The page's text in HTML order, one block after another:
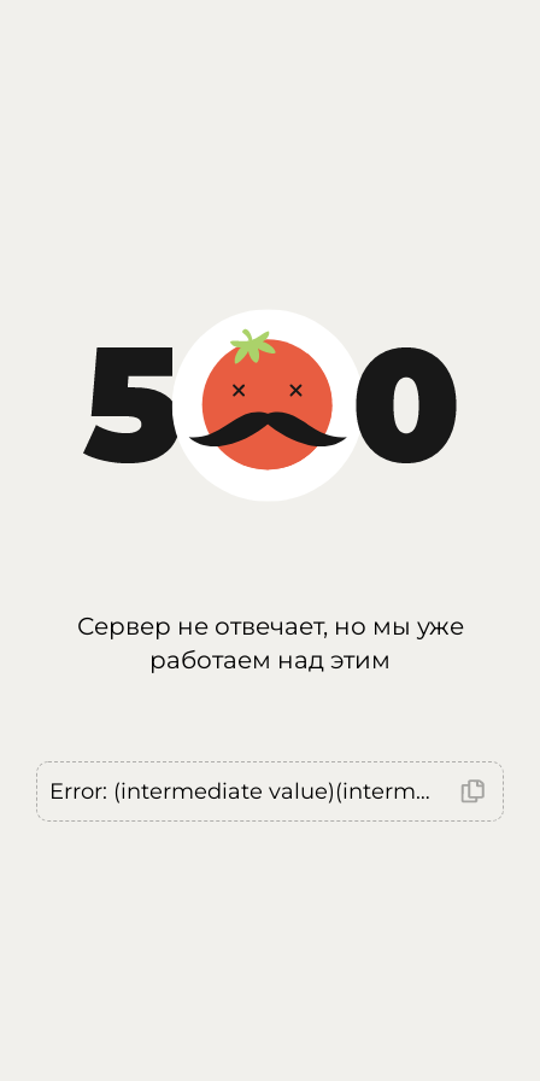
Сервер не отвечает, но мы уже
работаем над этим
Error: (intermediate value)(intermediate value)(intermediate value).replaceAll is not a function